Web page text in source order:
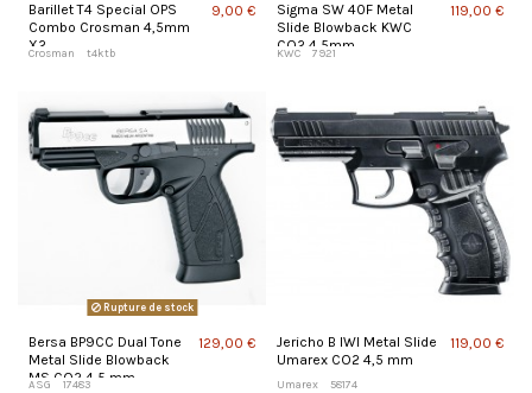
Barillet T4 Special OPS
Combo Crosman 4,5mm
X2
Crosman t4ktb
9,00 €
Sigma SW 40F Metal
Slide Blowback KWC
CO2 4,5mm
KWC 7921
119,00 €
Rupture de stock
Bersa BP9CC Dual Tone
Metal Slide Blowback
MS CO2 4,5 mm
ASG 17483
129,00 €
Jericho B IWI Metal Slide
Umarex CO2 4,5 mm
Umarex 58174
119,00 €